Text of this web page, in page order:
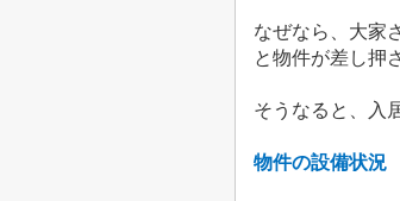
なぜなら、大家
と物件が差し押
そうなると、入
物件の設備状況